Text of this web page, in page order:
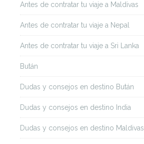
Antes de contratar tu viaje a Maldivas
Antes de contratar tu viaje a Nepal
Antes de contratar tu viaje a Sri Lanka
Bután
Dudas y consejos en destino Bután
Dudas y consejos en destino India
Dudas y consejos en destino Maldivas